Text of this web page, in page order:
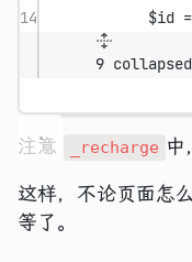
14
$id =
9
注意 _recharge 中
这样，不论页面怎
等了。